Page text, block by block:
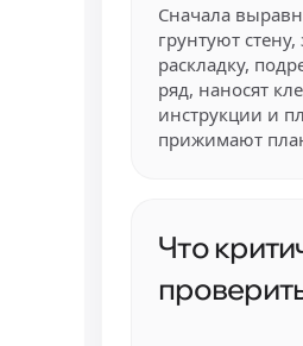
Сначала
грунтуют
раскладку,
ряд, наносят
инструкции и
прижимают
Что